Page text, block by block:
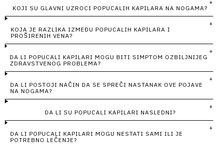
KOJI SU GLAVNI UZROCI POPUCALIH KAPILARA NA NOGAMA?
KOJA JE RAZLIKA IZMEĐU POPUCALIH KAPILARA I
PROŠIRENIH VENA?
DA LI POPUCALI KAPILARI MOGU BITI SIMPTOM OZBILJNIJEG
ZDRAVSTVENOG PROBLEMA?
DA LI POSTOJI NAČIN DA SE SPREČI NASTANAK OVE POJAVE
NA NOGAMA?
DA LI SU POPUCALI KAPILARI NASLEDNI?
DA LI POPUCALI KAPILARI MOGU NESTATI SAMI ILI JE
POTREBNO LEČENJE?